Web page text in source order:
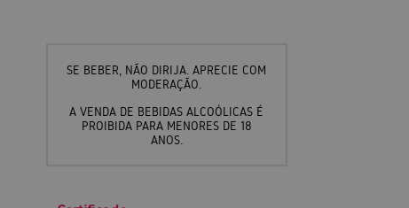
SE BEBER, NÃO DIRIJA. APRECIE COM
MODERAÇÃO.
A VENDA DE BEBIDAS ALCOÓLICAS É
PROIBIDA PARA MENORES DE 18
ANOS.